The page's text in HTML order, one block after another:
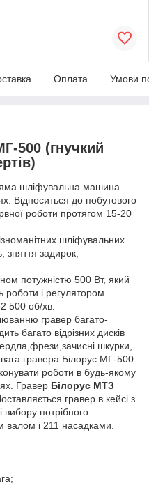
Оплата Умови
500 (гнучкий
шліфувальна машина
Відноситься до побутового
роботи протягом 15-20
шліфувальних
зняття задирок,
потужністю 500 Вт, який
роботи і регулятором
500 об/хв.
гравер багато-
багато відрізних дисків
шкурки,
гравера Білорус МГ-500
роботи в будь-якому
Гравер Білорус МТЗ
гравер в кейсі з
потрібного
валом і 211 насадками.